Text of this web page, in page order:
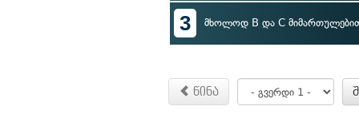
3 მხოლოდ B და C
წინა